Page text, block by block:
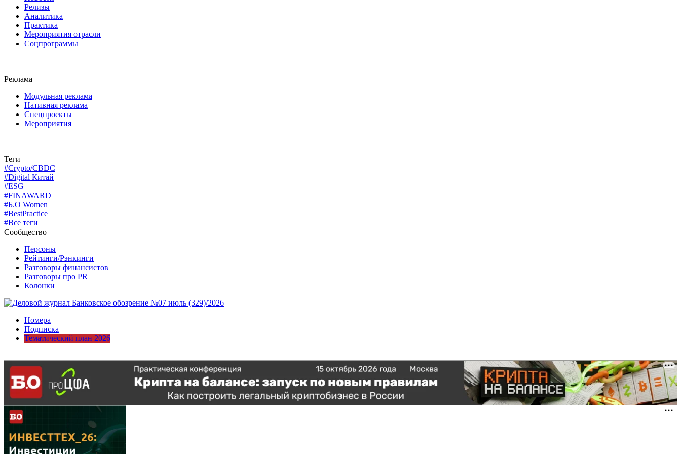
Релизы
Аналитика
Практика
Мероприятия отрасли
Соцпрограммы
Реклама
Модульная реклама
Нативная реклама
Спецпроекты
Мероприятия
Теги
#Crypto/CBDC
#Digital Китай
#ESG
#FINAWARD
#Б.О Women
#BestPractice
#Все теги
Сообщество
Персоны
Рейтинги/Рэнкинги
Разговоры финансистов
Разговоры про PR
Колонки
Номера
Подписка
Тематический план 2026